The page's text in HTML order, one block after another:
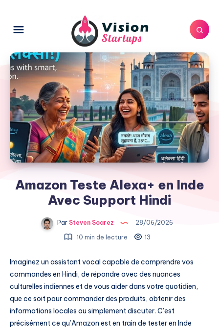
Amazon Teste Alexa+ en Inde
Avec Support Hindi
Par Steven Soarez
28/06/2026
10 min de lecture
13
Imaginez un assistant vocal capable de comprendre vos
commandes en Hindi, de répondre avec des nuances
culturelles indiennes et de vous aider dans votre quotidien,
que ce soit pour commander des produits, obtenir des
informations locales ou simplement discuter. C’est
précisément ce qu’Amazon est en train de tester en Inde